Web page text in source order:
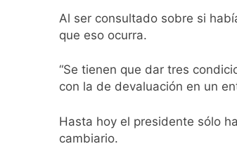
16
18
19
Al ser consultado sobre si
que eso ocurra.
“Se tienen que dar tres
con la de devaluación en un
Hasta hoy el presidente sólo
cambiario.